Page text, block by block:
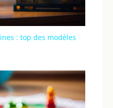
: top des modèles